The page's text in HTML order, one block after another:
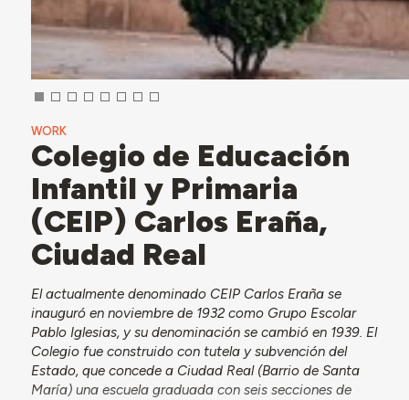
WORK
Colegio de Educación
Infantil y Primaria
(CEIP) Carlos Eraña,
Ciudad Real
El actualmente denominado CEIP Carlos Eraña se
inauguró en noviembre de 1932 como Grupo Escolar
Pablo Iglesias, y su denominación se cambió en 1939. El
Colegio fue construido con tutela y subvención del
Estado, que concede a Ciudad Real (Barrio de Santa
María) una escuela graduada con seis secciones de